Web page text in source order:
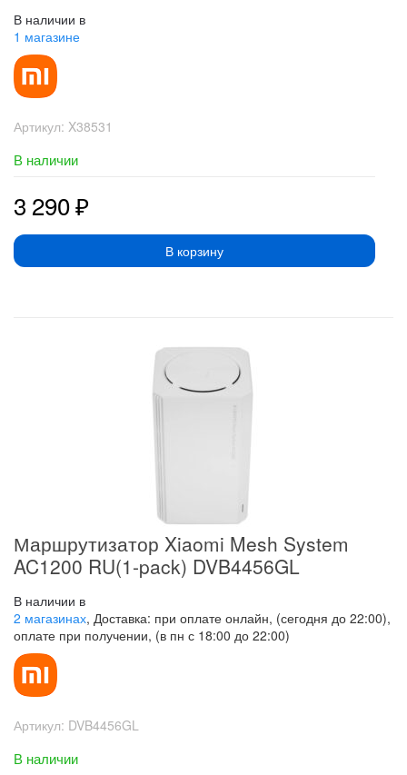
В наличии в
1 магазине
Артикул: X38531
В наличии
3 290₽
В корзину
Маршрутизатор Xiaomi Mesh System
AC1200 RU(1-pack) DVB4456GL
В наличии в
2 магазинах, Доставка: при оплате онлайн, (сегодня до 22:00),
оплате при получении, (в пн с 18:00 до 22:00)
Артикул: DVB4456GL
В наличии